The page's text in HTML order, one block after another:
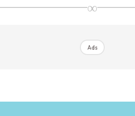
∞
Ads